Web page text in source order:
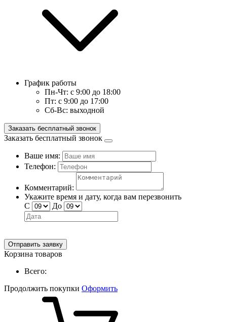
График работы
Пн-Чт: с 9:00 до 18:00
Пт: с 9:00 до 17:00
Сб-Вс: выходной
Заказать бесплатный звонок
Заказать бесплатный звонок
Ваше имя:
Телефон:
Комментарий:
Укажите время и дату, когда вам перезвонить
С
До
Отправить заявку
Корзина товаров
Всего:
Продолжить покупки Оформить